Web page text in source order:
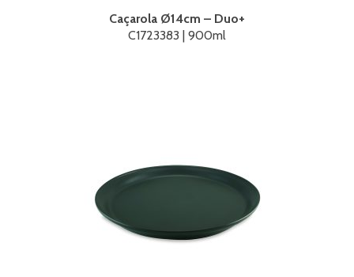
Caçarola Ø14cm – Duo+
C1723383 | 900ml